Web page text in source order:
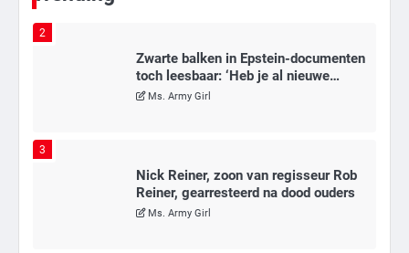
2
Zwarte balken in Epstein-documenten
toch leesbaar: ‘Heb je al nieuwe
ongepaste vrienden voor me?’
Ms. Army Girl
3
Nick Reiner, zoon van regisseur Rob
Reiner, gearresteerd na dood ouders
Ms. Army Girl